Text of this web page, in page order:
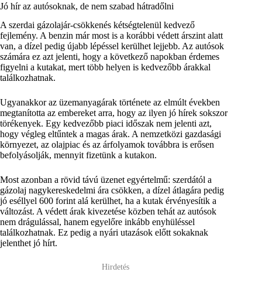
Jó hír az autósoknak, de nem szabad hátradőlni
A szerdai gázolajár-csökkenés kétségtelenül kedvező
fejlemény. A benzin már most is a korábbi védett árszint alatt
van, a dízel pedig újabb lépéssel kerülhet lejjebb. Az autósok
számára ez azt jelenti, hogy a következő napokban érdemes
figyelni a kutakat, mert több helyen is kedvezőbb árakkal
találkozhatnak.
Ugyanakkor az üzemanyagárak története az elmúlt években
megtanította az embereket arra, hogy az ilyen jó hírek sokszor
törékenyek. Egy kedvezőbb piaci időszak nem jelenti azt,
hogy végleg eltűntek a magas árak. A nemzetközi gazdasági
környezet, az olajpiac és az árfolyamok továbbra is erősen
befolyásolják, mennyit fizetünk a kutakon.
Most azonban a rövid távú üzenet egyértelmű: szerdától a
gázolaj nagykereskedelmi ára csökken, a dízel átlagára pedig
jó eséllyel 600 forint alá kerülhet, ha a kutak érvényesítik a
változást. A védett árak kivezetése közben tehát az autósok
nem drágulással, hanem egyelőre inkább enyhüléssel
találkozhatnak. Ez pedig a nyári utazások előtt sokaknak
jelenthet jó hírt.
Hirdetés